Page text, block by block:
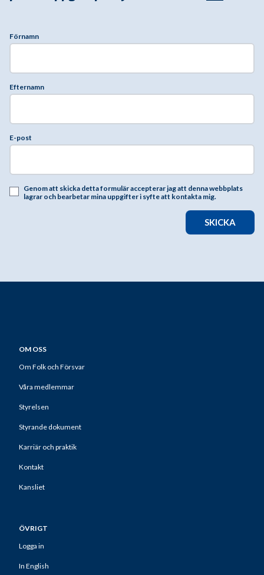
Förnamn
Efternamn
E-post
Genom att skicka detta formulär accepterar jag att denna webbplats
lagrar och bearbetar mina uppgifter i syfte att kontakta mig.
SKICKA
OM OSS
Om Folk och Försvar
Våra medlemmar
Styrelsen
Styrande dokument
Karriär och praktik
Kontakt
Kansliet
ÖVRIGT
Logga in
In English